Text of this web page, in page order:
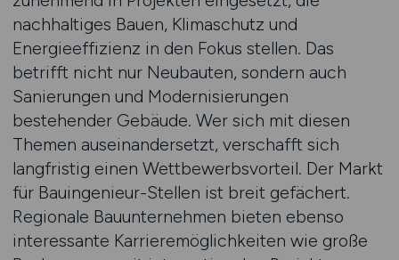
nachhaltiges Bauen, Klimaschutz und
Energieeffizienz in den Fokus stellen. Das
betrifft nicht nur Neubauten, sondern auch
Sanierungen und Modernisierungen
bestehender Gebäude. Wer sich mit diesen
Themen auseinandersetzt, verschafft sich
langfristig einen Wettbewerbsvorteil. Der Markt
für Bauingenieur-Stellen ist breit gefächert.
Regionale Bauunternehmen bieten ebenso
interessante Karrieremöglichkeiten wie große